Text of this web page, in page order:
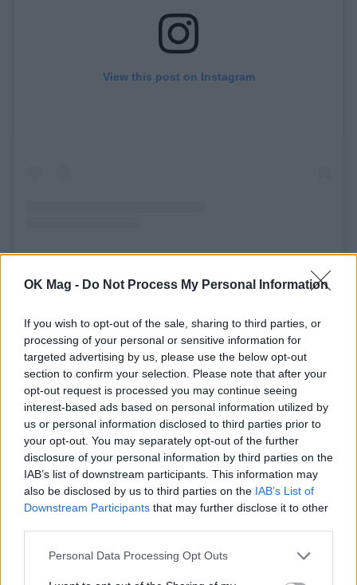
OK Mag - Do Not Process My Personal Information
If you wish to opt-out of the sale, sharing to third parties, or
processing of your personal or sensitive information for
targeted advertising by us, please use the below opt-out
section to confirm your selection. Please note that after your
opt-out request is processed you may continue seeing
interest-based ads based on personal information utilized by
us or personal information disclosed to third parties prior to
your opt-out. You may separately opt-out of the further
disclosure of your personal information by third parties on the
IAB’s list of downstream participants. This information may
also be disclosed by us to third parties on the IAB’s List of
Downstream Participants that may further disclose it to other
Personal Data Processing Opt Outs
View this post on Instagram